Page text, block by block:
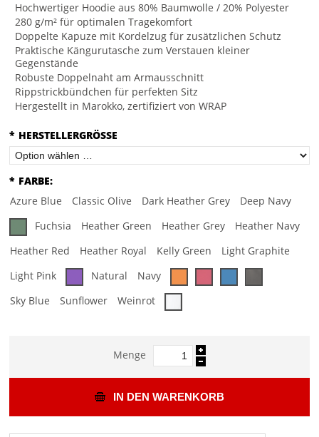
Hochwertiger Hoodie aus 80% Baumwolle / 20% Polyester
280 g/m² für optimalen Tragekomfort
Doppelte Kapuze mit Kordelzug für zusätzlichen Schutz
Praktische Kängurutasche zum Verstauen kleiner
Gegenstände
Robuste Doppelnaht am Armausschnitt
Rippstrickbündchen für perfekten Sitz
Hergestellt in Marokko, zertifiziert von WRAP
* HERSTELLERGRÖSSE
* FARBE:
Azure Blue
Classic Olive Dark Heather Grey
Deep Navy
Fuchsia
Heather Green Heather Grey
Heather Navy
Heather Red
Heather Royal Kelly Green
Light Graphite
Light Pink
Natural
Navy
Sky Blue
Sunflower Weinrot
Menge
IN DEN WARENKORB